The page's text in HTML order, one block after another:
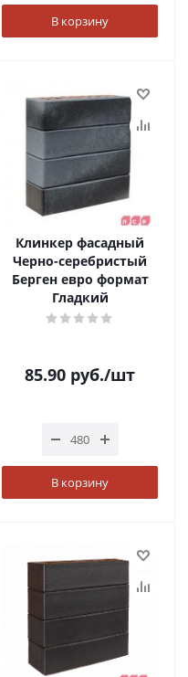
В корзину
Клинкер фасадный
Черно-серебристый
Берген евро формат
Гладкий
85.90 руб./шт
В корзину